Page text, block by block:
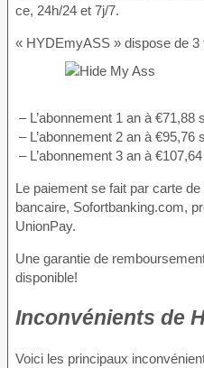
ce, 24h/24 et 7j/7.
« HYDEmyASS » dispose de 3
– L’abonnement 1 an à €71,88
– L’abonnement 2 an à €95,76
– L’abonnement 3 an à
Le paiement se fait par carte
bancaire, Sofortbanking.com,
UnionPay.
Une garantie de
disponible!
Inconvénients de
Voici les principaux